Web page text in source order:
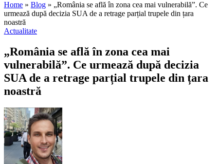
Home » Blog » „România se află în zona cea mai vulnerabilă”. Ce
urmează după decizia SUA de a retrage parțial trupele din țara
noastră
Actualitate
„România se află în zona cea mai
vulnerabilă”. Ce urmează după decizia
SUA de a retrage parțial trupele din țara
noastră